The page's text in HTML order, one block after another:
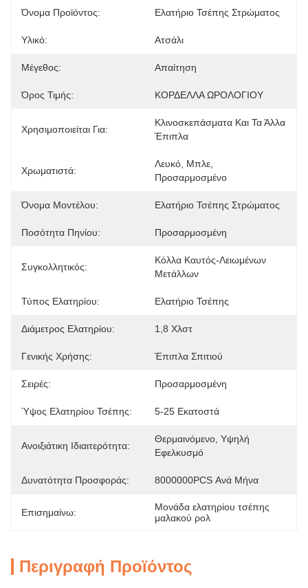
Όνομα Προϊόντος: Ελατήριο Τσέπης Στρώματος
Υλικό: Ατσάλι
Μέγεθος: Απαίτηση
Όρος Τιμής: ΚΟΡΔΕΛΛΑ ΩΡΟΛΟΓΙΟΥ
Χρησιμοποιείται Για:
Κλινοσκεπάσματα Και Τα Άλλα
Έπιπλα
Χρωματιστά:
Λευκό, Μπλε,
Προσαρμοσμένο
Όνομα Μοντέλου: Ελατήριο Τσέπης Στρώματος
Ποσότητα Πηνίου: Προσαρμοσμένη
Συγκολλητικός:
Κόλλα Καυτός-Λειωμένων
Μετάλλων
Τύπος Ελατηρίου: Ελατήριο Τσέπης
Διάμετρος Ελατηρίου: 1,8 Χλστ
Γενικής Χρήσης: Έπιπλα Σπιτιού
Σειρές: Προσαρμοσμένη
Ύψος Ελατηρίου Τσέπης: 5-25 Εκατοστά
Ανοιξιάτικη Ιδιαιτερότητα:
Θερμαινόμενο, Υψηλή
Εφελκυσμό
Δυνατότητα Προσφοράς: 8000000PCS Ανά Μήνα
Επισημαίνω:
Μονάδα ελατηρίου τσέπης
μαλακού ρολ
Περιγραφή Προϊόντος